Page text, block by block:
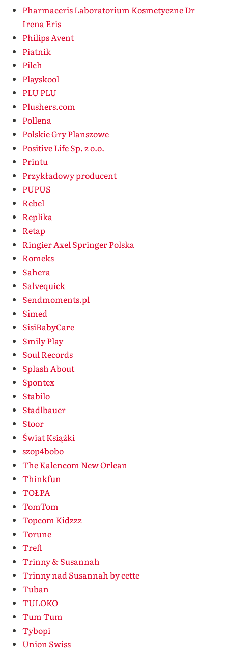
Pharmaceris Laboratorium Kosmetyczne Dr
Irena Eris
Philips Avent
Piatnik
Pilch
Playskool
PLU PLU
Plushers.com
Pollena
Polskie Gry Planszowe
Positive Life Sp. z o.o.
Printu
Przykładowy producent
PUPUS
Rebel
Replika
Retap
Ringier Axel Springer Polska
Romeks
Sahera
Salvequick
Sendmoments.pl
Simed
SisiBabyCare
Smily Play
Soul Records
Splash About
Spontex
Stabilo
Stadlbauer
Stoor
Świat Książki
szop4bobo
The Kalencom New Orlean
Thinkfun
TOŁPA
TomTom
Topcom Kidzzz
Torune
Trefl
Trinny & Susannah
Trinny nad Susannah by cette
Tuban
TULOKO
Tum Tum
Tybopi
Union Swiss